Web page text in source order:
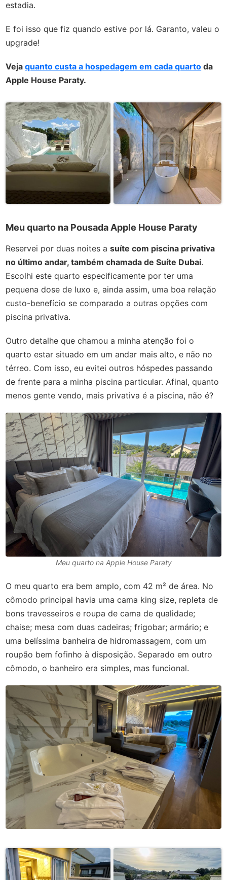
estadia.
E foi isso que fiz quando estive por lá. Garanto, valeu o
upgrade!
Vejaquanto custa a hospedagem em cada quarto da
Apple House Paraty.
Meu quarto na Pousada Apple House Paraty
Reservei por duas noites asuíte com piscina privativa
no último andar, também chamada de Suíte Dubai.
Escolhi este quarto especificamente por ter uma
pequena dose de luxo e, ainda assim, uma boa relação
custo-benefício se comparado a outras opções com
piscina privativa.
Outro detalhe que chamou a minha atenção foi o
quarto estar situado em um andar mais alto, e não no
térreo. Com isso, eu evitei outros hóspedes passando
de frente para a minha piscina particular. Afinal, quanto
menos gente vendo, mais privativa é a piscina, não é?
Meu quarto na Apple House Paraty
O meu quarto era bem amplo, com 42 m² de área. No
cômodo principal havia uma cama king size, repleta de
bons travesseiros e roupa de cama de qualidade;
chaise; mesa com duas cadeiras; frigobar; armário; e
uma belíssima banheira de hidromassagem, com um
roupão bem fofinho à disposição. Separado em outro
cômodo, o banheiro era simples, mas funcional.